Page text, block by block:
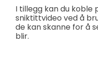
I tillegg kan du koble
sniktittvideo ved å
de kan skanne for å
blir.